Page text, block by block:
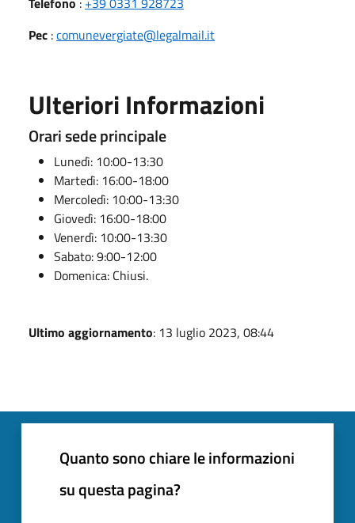
Pec :comunevergiate@legalmail.it
Ulteriori Informazioni
Orari sede principale
Lunedì: 10:00-13:30
Martedì: 16:00-18:00
Mercoledì: 10:00-13:30
Giovedì: 16:00-18:00
Venerdì: 10:00-13:30
Sabato: 9:00-12:00
Domenica: Chiusi.
Ultimo aggiornamento: 13 luglio 2023, 08:44
Quanto sono chiare le informazioni
su questa pagina?